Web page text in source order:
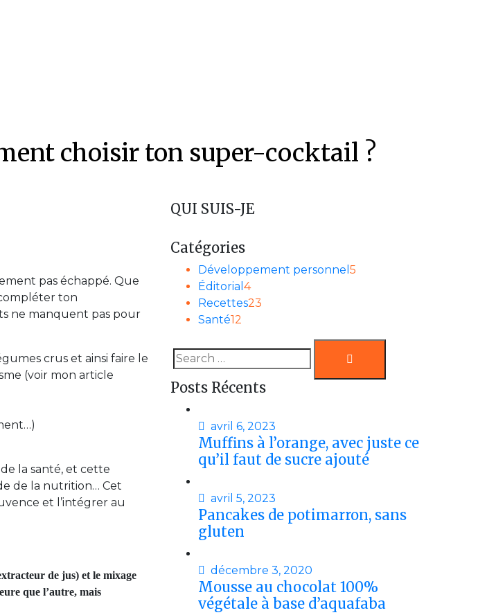
choisir ton super-cocktail ?
pas échappé. Que
ton
ne manquent pas pour
crus et ainsi faire le
(voir mon article
la santé, et cette
de la nutrition… Cet
et l’intégrer au
de jus) et le mixage
que l’autre, mais
QUI SUIS-JE
Catégories
Développement personnel 5
Éditorial 4
Recettes23
Santé12
Search
for:
Posts Récents
avril 6, 2023
Muffins à l’orange, avec juste ce
qu’il faut de sucre ajouté
avril 5, 2023
Pancakes de potimarron, sans
gluten
décembre 3, 2020
Mousse au chocolat 100%
végétale à base d’aquafaba